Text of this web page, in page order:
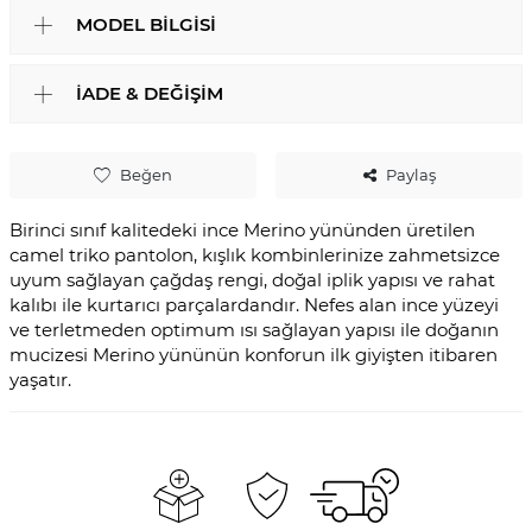
Beğen Paylaş
Birinci sınıf kalitedeki ince Merino yününden üretilen
camel triko pantolon, kışlık kombinlerinize zahmetsizce
uyum sağlayan çağdaş rengi, doğal iplik yapısı ve rahat
kalıbı ile kurtarıcı parçalardandır. Nefes alan ince yüzeyi
ve terletmeden optimum ısı sağlayan yapısı ile doğanın
mucizesi Merino yününün konforun ilk giyişten itibaren
yaşatır.
MODEL BILGISI
İADE & DEĞIŞIM